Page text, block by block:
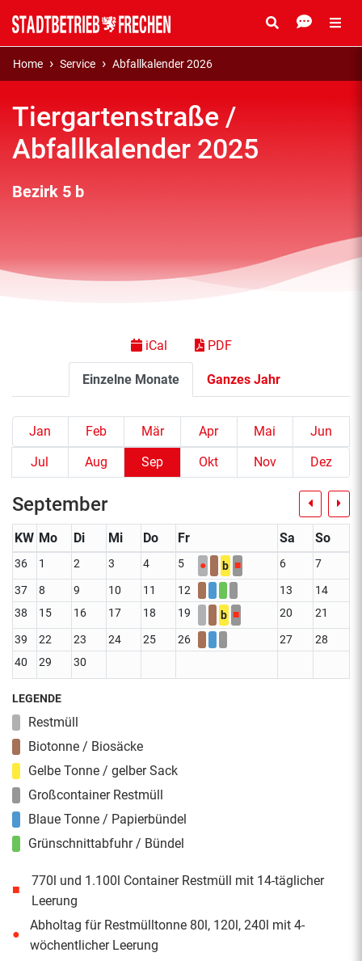
Home Service Abfallkalender 2026
Tiergartenstraße /
Abfallkalender 2025
Bezirk 5 b
Einzelne Monate Ganzes Jahr
iCal PDF
Jan Feb Mär Apr Mai
Jun
Jul
Aug Sep Okt Nov Dez
September
KW Mo Di Mi Do Fr Sa So
36 1 2 3 4 5 ● b ■ 6 7
37 8 9 10 11 12 13
14
38
15 16 17 18 19 b ■ 20 21
39 22 23 24 25 26 27
28
40
29 30
LEGENDE
Restmüll
Biotonne / Biosäcke
Gelbe Tonne / gelber Sack
Großcontainer Restmüll
Blaue Tonne / Papierbündel
Grünschnittabfuhr / Bündel
■
770l und 1.100l Container Restmüll mit 14-täglicher
Leerung
●
Abholtag für Restmülltonne 80l, 120l, 240l mit 4-
wöchentlicher Leerung